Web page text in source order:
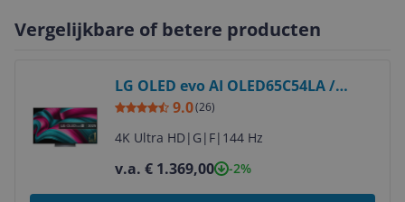
Vergelijkbare of betere producten
LG OLED evo AI OLED65C54LA /
Smart TV screen / 65 inch / 2025
9.0(26)
4K Ultra HD| G | F| 144 Hz
v.a. € 1.369,00 -2%